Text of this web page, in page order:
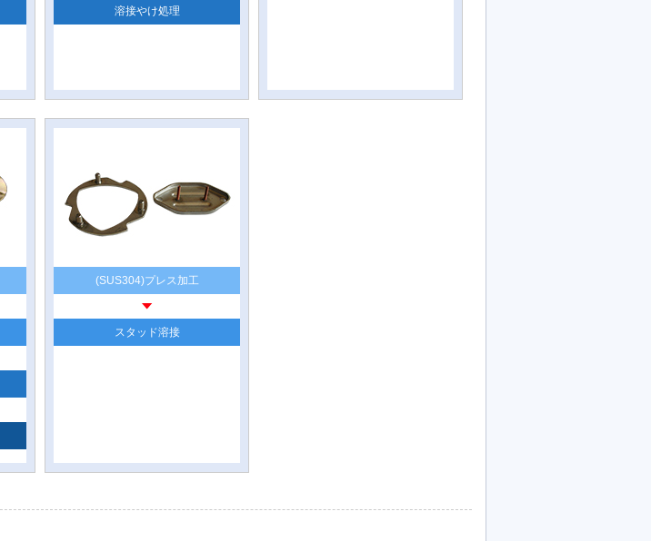
溶接やけ処理
(SUS304)プレス加工
スタッド溶接